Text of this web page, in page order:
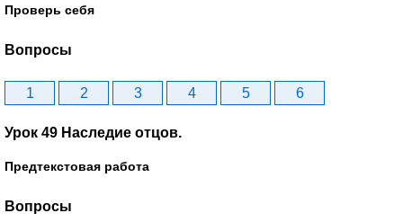
Проверь себя
Вопросы
1 2 3 4 5 6
Урок 49 Наследие отцов.
Предтекстовая работа
Вопросы